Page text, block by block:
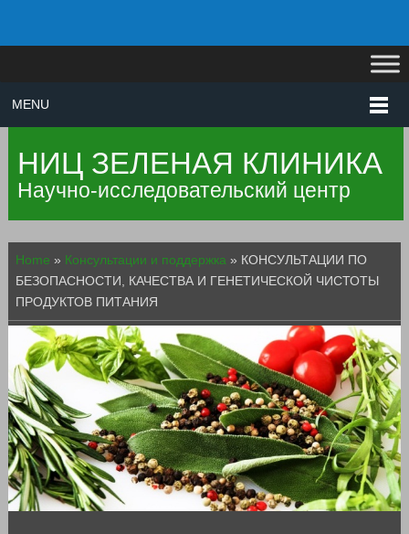
MENU
НИЦ ЗЕЛЕНАЯ КЛИНИКА
Научно-исследовательский центр
Home » Консультации и поддержка » КОНСУЛЬТАЦИИ ПО
БЕЗОПАСНОСТИ, КАЧЕСТВА И ГЕНЕТИЧЕСКОЙ ЧИСТОТЫ
ПРОДУКТОВ ПИТАНИЯ